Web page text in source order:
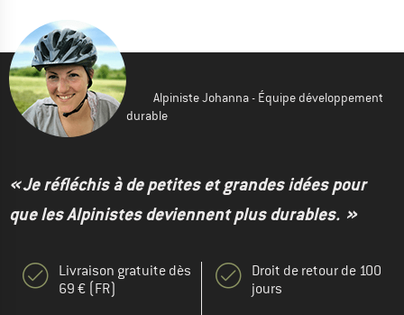
Alpiniste Johanna - Équipe développement
durable
« Je réfléchis à de petites et grandes idées pour
que les Alpinistes deviennent plus durables. »
Livraison gratuite dès
69 € (FR)
Droit de retour de 100
jours